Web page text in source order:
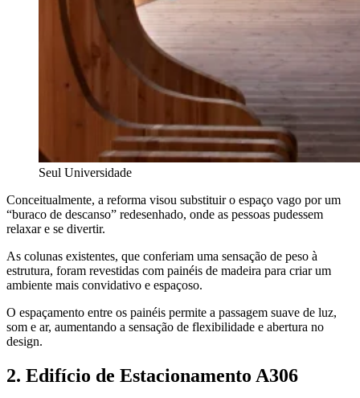
Seul Universidade
Conceitualmente, a reforma visou substituir o espaço vago por um
“buraco de descanso” redesenhado, onde as pessoas pudessem
relaxar e se divertir.
As colunas existentes, que conferiam uma sensação de peso à
estrutura, foram revestidas com painéis de madeira para criar um
ambiente mais convidativo e espaçoso.
O espaçamento entre os painéis permite a passagem suave de luz,
som e ar, aumentando a sensação de flexibilidade e abertura no
design.
2. Edifício de Estacionamento A306